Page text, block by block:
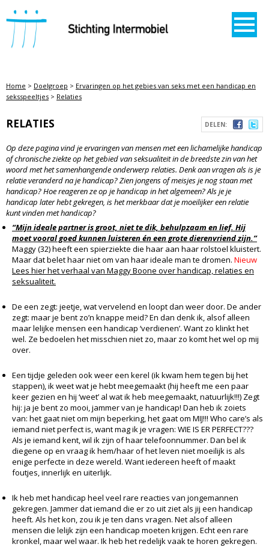
STICHTING INTERMOBIEL
Home > Doelgroep > Ervaringen op het gebies van seks met een handicap en
seksspeeltjes > Relaties
DELEN:
RELATIES
Op deze pagina vind je ervaringen van mensen met een lichamelijke handicap
of chronische ziekte op het gebied van seksualiteit in de breedste zin van het
woord met het samenhangende onderwerp relaties. Denk aan vragen als is je
relatie veranderd na je handicap? Zien jongens of meisjes je nog staan met
handicap? Hoe reageren ze op je handicap in het algemeen? Als je je
handicap later hebt gekregen, is het merkbaar dat je moeilijker een relatie
kunt vinden met handicap?
“Mijn ideale partner is groot, niet te dik, behulpzaam en lief. Hij
moet vooral goed kunnen luisteren én een grote dierenvriend zijn.”
Maggy (32) heeft een spierziekte die haar aan haar rolstoel kluistert.
Maar dat belet haar niet om van haar ideale man te dromen. Nieuw
Lees hier het verhaal van Maggy Boone over handicap, relaties en
seksualiteit.
De een zegt: jeetje, wat vervelend en loopt dan weer door. De ander
zegt: maar je bent zo’n knappe meid? En dan denk ik, alsof alleen
maar lelijke mensen een handicap ‘verdienen’. Want zo klinkt het
wel. Ze bedoelen het misschien niet zo, maar zo komt het wel op mij
over.
Een tijdje geleden ook weer een kerel (ik kwam hem tegen bij het
stappen), ik weet wat je hebt meegemaakt (hij heeft me een paar
keer gezien en hij ‘weet’ al wat ik heb meegemaakt, natuurlijk!!!) Zegt
hij: ja je bent zo mooi, jammer van je handicap! Dan heb ik zoiets
van: het gaat niet om mijn beperking, het gaat om MIJ!!! Who care’s als
iemand niet perfect is, want mag ik je vragen: WIE IS ER PERFECT???
Als je iemand kent, wil ik zijn of haar telefoonnummer. Dan bel ik
diegene op en vraag ik hem/haar of het leven niet moeilijk is als
enige perfecte in deze wereld. Want iedereen heeft of maakt
foutjes, innerlijk en uiterlijk.
Ik heb met handicap heel veel rare reacties van jongemannen
gekregen. Jammer dat iemand die er zo uit ziet als jij een handicap
heeft. Als het kon, zou ik je ten dans vragen. Net alsof alleen
mensen die lelijk zijn een handicap moeten krijgen. Echt een rare
kronkel, maar wel waar. Ik heb het redelijk vaak te horen gekregen.